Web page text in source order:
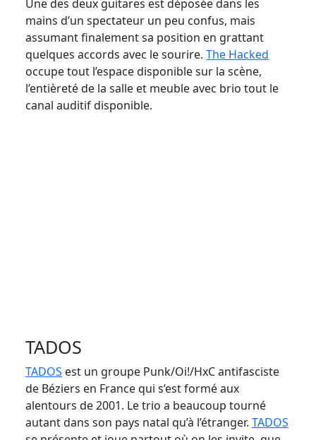
Une des deux guitares est déposée dans les
mains d’un spectateur un peu confus, mais
assumant finalement sa position en grattant
quelques accords avec le sourire. The Hacked
occupe tout l’espace disponible sur la scène,
l’entièreté de la salle et meuble avec brio tout le
canal auditif disponible.
TADOS
TADOS est un groupe Punk/Oi!/HxC antifasciste
de Béziers en France qui s’est formé aux
alentours de 2001. Le trio a beaucoup tourné
autant dans son pays natal qu’à l’étranger. TADOS